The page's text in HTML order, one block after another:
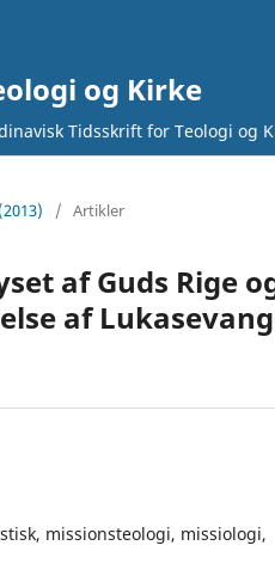
og Kirke
Tidsskrift for Teologi og
/ Artikler
af Guds Rige
af
missionsteologi, missiologi,